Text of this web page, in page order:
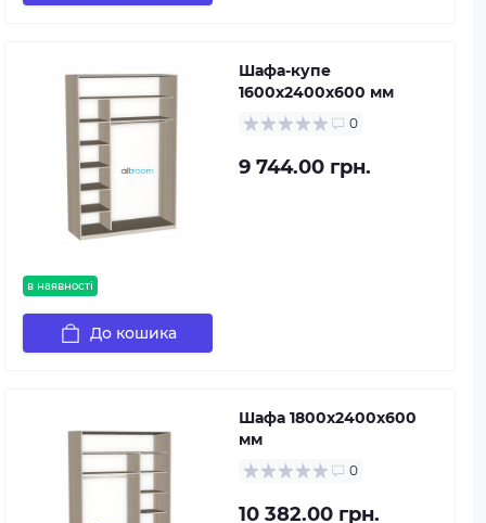
в наявності
Шафа-купе
1600х2400х600 мм
0
9 744.00 грн.
До кошика
Шафа 1800х2400х600
мм
0
10 382.00 грн.